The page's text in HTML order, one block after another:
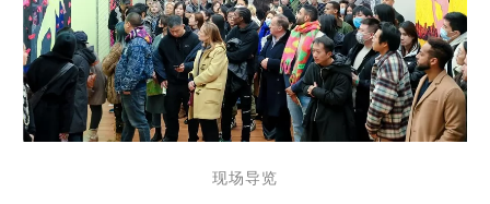
现场导览